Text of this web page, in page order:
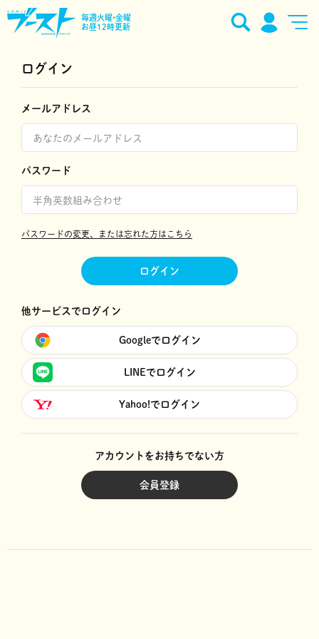
毎週火曜•金曜
お昼12時更新
ログイン
メールアドレス
パスワード
パスワードの変更、または忘れた方はこちら
ログイン
他サービスでログイン
Googleでログイン
LINEでログイン
Yahoo!でログイン
アカウントをお持ちでない方
会員登録